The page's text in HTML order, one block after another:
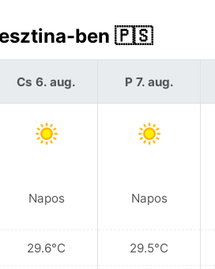
ben 🇵🇸
Cs 6. aug.
Napos
29.6°C
P 7. aug.
Napos
29.5°C